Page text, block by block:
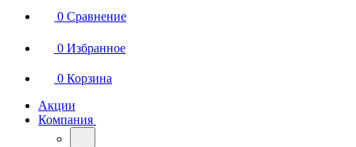
0 Сравнение
0 Избранное
0 Корзина
Акции
Компания